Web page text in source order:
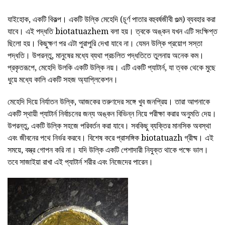
যাইহোক, একটি বিকল্প। একটি উল্কি মেহেদি (চূর্ণ পাতার বহুবর্ষজীবী গুল্ম) ব্যবহার করা
যাবে। এই পদ্ধতি biotatuazhem বলা হয়। ত্বকে অঙ্কন যখন এটি সংক্ষিপ্ত
ছিলো হয়। কিছুক্ষণ পর এটা পুরাপুরি দেখা যাবে না। যেমন উল্কি প্রয়োগ সস্তা
পদ্ধতি। উপরন্তু, মানুষের মধ্যে ব্যথা প্রচলিত পদ্ধতিতে তুলনায় অনেক কম।
প্রকৃতরূপে, মেহেদি উলকি একটি উল্কি নয়। এটি একটি প্যাটার্ন, যা ত্বক থেকে মুছে
ধুয়ে মধ্যে কালি একটি সহজ অ্যাপ্লিকেশন।
মেহেদি দিয়ে নির্যাতন উল্কি, আজকের তরুণদের সঙ্গে খুব জনপ্রিয়। তারা আপনাকে
একটি স্থায়ী প্যাটার্ন নির্বাচনের জন্য অঙ্কন বিভিন্ন নিয়ে পরীক্ষা করার অনুমতি দেয়।
উপরন্তু, একটি উল্কি সহজে পরিবর্তন করা যাবে। সবকিছু ব্যক্তির মানসিক অবস্থা
এবং জীবনের পথে নির্ভর করবে। বিশেষ করে প্রাসঙ্গিক biotatuazh গ্রীষ্ম। এই
সময়ে, বস্ত্র গোপন করি না। যদি উল্কি একটি পেশাদারী নিযুক্ত থাকে পক্ষে ভাল।
তবে সাজাইয়া রাখা এই প্যাটার্ন শরীর এবং নিজেদের পারেন।